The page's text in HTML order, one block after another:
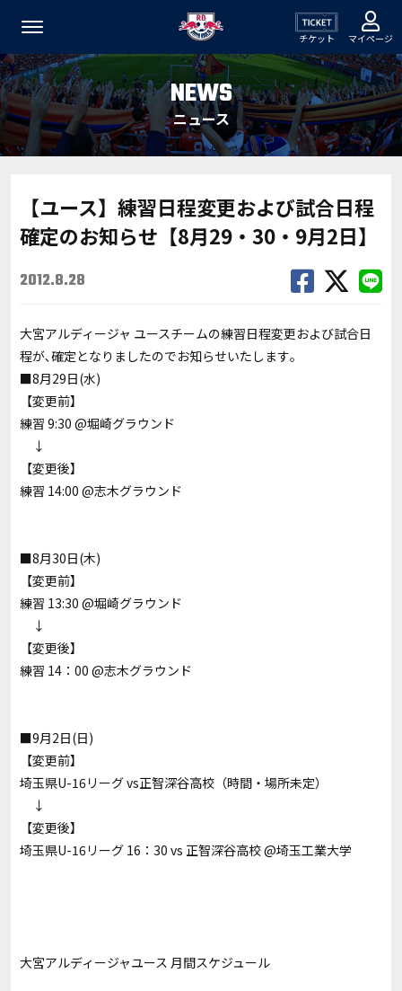
チケット マイページ
NEWS
ニュース
【ユース】練習日程変更および試合日程
確定のお知らせ【8月29・30・9月2日】
2012.8.28
大宮アルディージャ ユースチームの練習日程変更および試合日
程が､確定となりましたのでお知らせいたします｡
■8月29日(水)
【変更前】
練習 9:30 @堀崎グラウンド
↓
【変更後】
練習 14:00 @志木グラウンド
■8月30日(木)
【変更前】
練習 13:30 @堀崎グラウンド
↓
【変更後】
練習 14：00 @志木グラウンド
■9月2日(日)
【変更前】
埼玉県U-16リーグ vs正智深谷高校（時間・場所未定）
↓
【変更後】
埼玉県U-16リーグ 16：30 vs 正智深谷高校 @埼玉工業大学
大宮アルディージャユース 月間スケジュール